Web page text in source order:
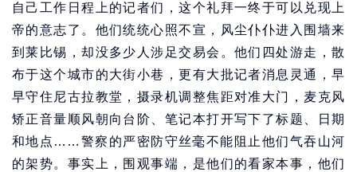
自己工作日程上的记者们，这个礼拜一终于可以兑现上
帝的意志了。他们统统心照不宣，风尘仆仆进入围墙来
到莱比锡，却没多少人涉足交易会。他们四处游走，散
布于这个城市的大街小巷，更有大批记者消息灵通，早
早守住尼古拉教堂，摄录机调整焦距对准大门，麦克风
矫正音量顺风朝向台阶、笔记本打开写下了标题、日期
和地点……警察的严密防守丝毫不能阻止他们气吞山河
的架势。事实上，围观事端，是他们的看家本事，他们